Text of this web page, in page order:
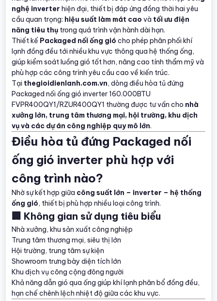
nghệ inverter hiện đại, thiết bị đáp ứng đồng thời hai yêu
cầu quan trọng: hiệu suất làm mát cao và tối ưu điện
năng tiêu thụ trong quá trình vận hành dài hạn.
Thiết kế Packaged nối ống gió cho phép phân phối khí
lạnh đồng đều tới nhiều khu vực thông qua hệ thống ống,
giúp kiểm soát luồng gió tốt hơn, nâng cao tính thẩm mỹ và
phù hợp các công trình yêu cầu cao về kiến trúc.
Tại thegioidienlanh.com.vn, dòng điều hòa tủ đứng
Packaged nối ống gió inverter 160.000BTU
FVPR400QY1/RZUR400QY1 thường được tư vấn cho nhà
xưởng lớn, trung tâm thương mại, hội trường, khu dịch
vụ và các dự án công nghiệp quy mô lớn.
Điều hòa tủ đứng Packaged nối
ống gió inverter phù hợp với
công trình nào?
Nhờ sự kết hợp giữa công suất lớn – inverter – hệ thống
ống gió, thiết bị phù hợp nhiều loại công trình.
🏢 Không gian sử dụng tiêu biểu
Nhà xưởng, khu sản xuất công nghiệp
Trung tâm thương mại, siêu thị lớn
Hội trường, trung tâm sự kiện
Showroom trưng bày diện tích lớn
Khu dịch vụ công cộng đông người
Khả năng dẫn gió qua ống giúp khí lạnh phân bổ đồng đều,
hạn chế chênh lệch nhiệt độ giữa các khu vực.